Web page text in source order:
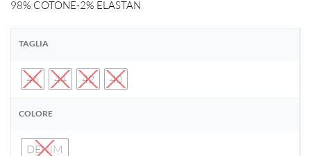
98% COTONE-2% ELASTAN
TAGLIA
46 44 42 40
COLORE
DENIM